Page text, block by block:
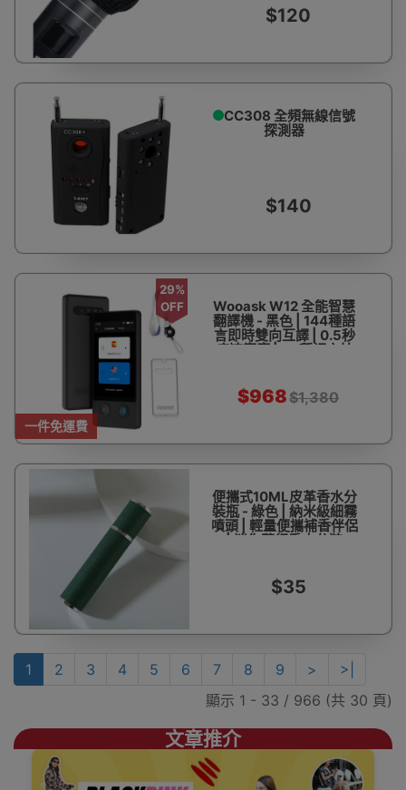
$120
CC308 全頻無線信號
探測器
$140
一件免運費
29%
OFF
Wooask W12 全能智慧
翻譯機 - 黑色 | 144種語
言即時雙向互譯 | 0.5秒
疾速響應 | 43種語言拍
$968$1,380
便攜式10ML皮革香水分
裝瓶 - 綠色 | 納米級細霧
噴頭 | 輕量便攜補香伴侶
| 迷你隨行香水分裝
$35
1 2 3 4 5 6 7 8 9 >
>|
顯示 1 - 33 / 966 (共 30 頁)
文章推介